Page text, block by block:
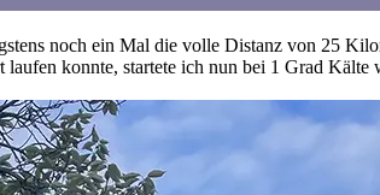
noch ein Mal die volle Distanz von 25
laufen konnte, startete ich nun bei 1 Grad